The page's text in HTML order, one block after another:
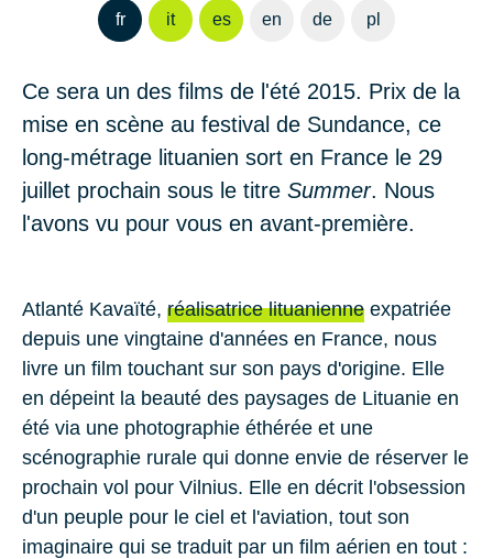
fr it es en de pl
Ce sera un des films de l'été 2015. Prix de la
mise en scène au festival de Sundance, ce
long-métrage lituanien sort en France le 29
juillet prochain sous le titre Summer. Nous
l'avons vu pour vous en avant-première.
Atlanté Kavaïté, réalisatrice lituanienne expatriée
depuis une vingtaine d'années en France, nous
livre un film touchant sur son pays d'origine. Elle
en dépeint la beauté des paysages de Lituanie en
été via une photographie éthérée et une
scénographie rurale qui donne envie de réserver le
prochain vol pour Vilnius. Elle en décrit l'obsession
d'un peuple pour le ciel et l'aviation, tout son
imaginaire qui se traduit par un film aérien en tout :